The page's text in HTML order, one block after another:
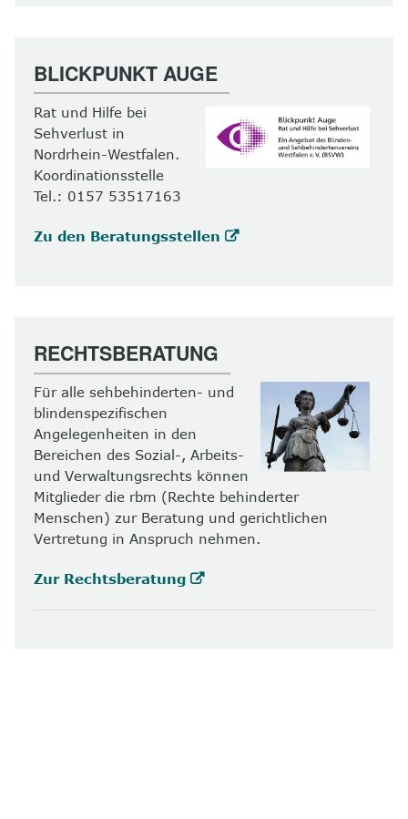
BLICKPUNKT AUGE
Rat und Hilfe bei
Sehverlust in
Nordrhein-Westfalen.
Koordinationsstelle
Tel.: 0157 53517163
Zu den Beratungsstellen
RECHTSBERATUNG
Für alle sehbehinderten- und
blindenspezifischen
Angelegenheiten in den
Bereichen des Sozial-, Arbeits-
und Verwaltungsrechts können
Mitglieder die rbm (Rechte behinderter
Menschen) zur Beratung und gerichtlichen
Vertretung in Anspruch nehmen.
Zur Rechtsberatung